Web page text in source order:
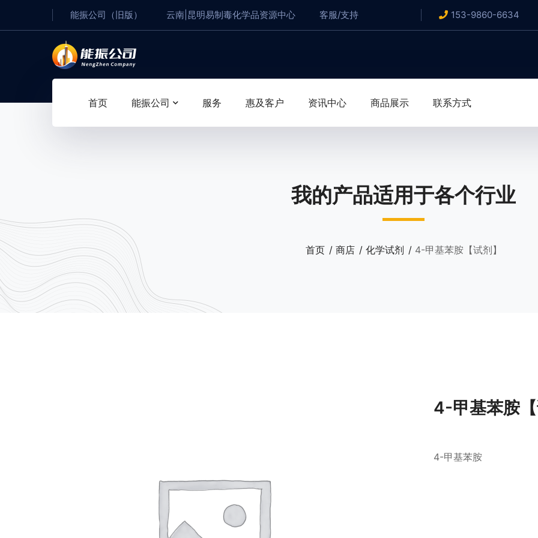
能振公司（旧版） 云南|昆明易制毒化学品资源中心 客服/支持 153-9860-6634
首页 能振公司 服务 惠及客户 资讯中心 商品展示 联系方式
我的产品适用于各个行业
首页 商店 化学试剂 4-甲基苯胺【试剂】
4-甲基苯胺
4-甲基苯胺